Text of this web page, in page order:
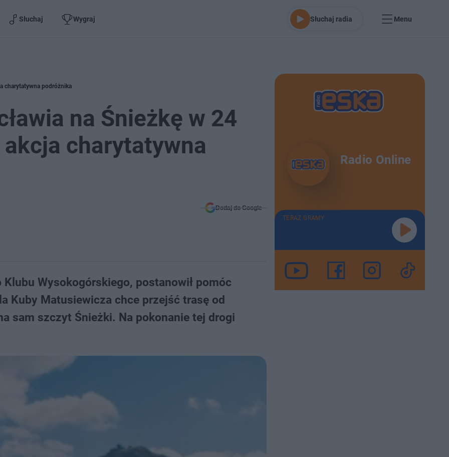
Słuchaj Wygraj Słuchaj radia Menu
charytatywna podróżnika
na Śnieżkę w 24
akcja charytatywna
Dodaj do Google
Klubu Wysokogórskiego, postanowił pomóc
Kuby Matusiewicza chce przejść trasę od
sam szczyt Śnieżki. Na pokonanie tej drogi
Radio Online
TERAZ GRAMY